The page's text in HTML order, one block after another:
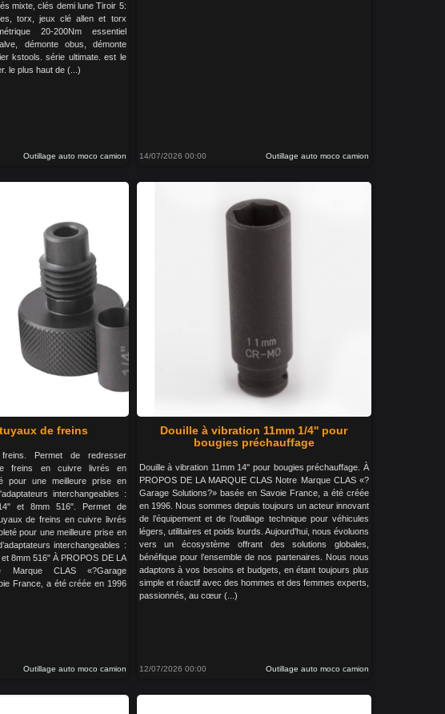
mixte, clés demi lune Tiroir 5:
torx, jeux clé allen et torx
20-200Nm essentiel
démonte obus, démonte
kstools. série ultimate. est le
le plus haut de (...)
Outillage auto moco camion 14/07/2026 00:00 Outillage auto moco camion
de freins
Permet de redresser
freins en cuivre livrés en
pour une meilleure prise en
interchangeables :
et 8mm 516". Permet de
de freins en cuivre livrés
pour une meilleure prise en
interchangeables :
8mm 516" À PROPOS DE LA
Marque CLAS «?Garage
France, a été créée en 1996
Outillage auto moco camion
Douille à vibration 11mm 1/4'' pour
bougies préchauffage
Douille à vibration 11mm 14'' pour bougies préchauffage. À
PROPOS DE LA MARQUE CLAS Notre Marque CLAS «?
Garage Solutions?» basée en Savoie France, a été créée
en 1996. Nous sommes depuis toujours un acteur innovant
de l’équipement et de l’outillage technique pour véhicules
légers, utilitaires et poids lourds. Aujourd’hui, nous évoluons
vers un écosystème offrant des solutions globales,
bénéfique pour l’ensemble de nos partenaires. Nous nous
adaptons à vos besoins et budgets, en étant toujours plus
simple et réactif avec des hommes et des femmes experts,
passionnés, au cœur (...)
12/07/2026 00:00 Outillage auto moco camion